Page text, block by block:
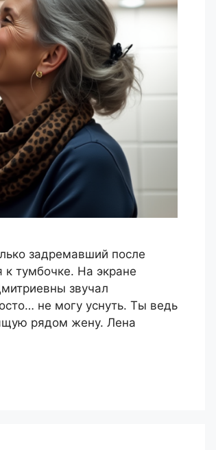
задремавший после
тумбочке. На экране
звучал
не могу уснуть. Ты ведь
рядом жену. Лена